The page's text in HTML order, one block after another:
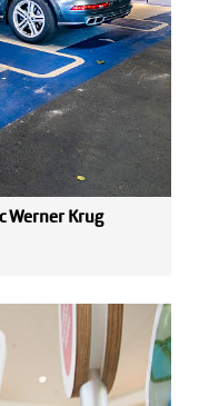
Werner Krug